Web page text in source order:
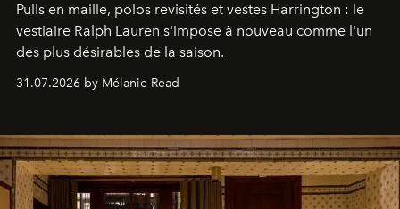
Pulls en maille, polos revisités et vestes Harrington : le
vestiaire Ralph Lauren s'impose à nouveau comme l'un
des plus désirables de la saison.
31.07.2026 by Mélanie Read